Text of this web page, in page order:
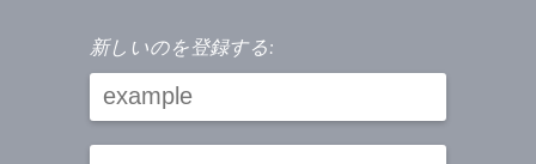
新しいのを登録する: